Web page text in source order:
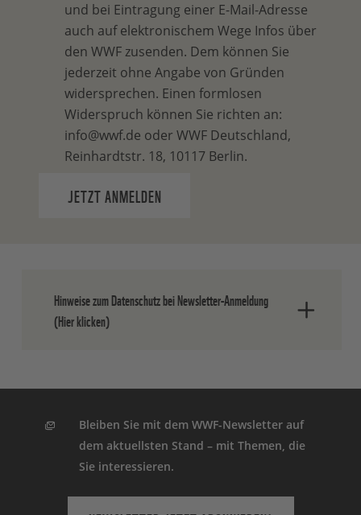
und bei Eintragung einer E-Mail-Adresse
auch auf elektronischem Wege Infos über
den WWF zusenden. Dem können Sie
jederzeit ohne Angabe von Gründen
widersprechen. Einen formlosen
Widerspruch können Sie richten an:
info@wwf.de oder WWF Deutschland,
Reinhardtstr. 18, 10117 Berlin.
JETZT ANMELDEN
Hinweise zum Datenschutz bei Newsletter-Anmeldung
(Hier klicken)
wir Ihnen eine E-Mail, in der Sie die
Ihre Einwilligung können Sie jederzeit
ohne Angabe von Gründen widerrufen.
Bleiben Sie mit dem WWF-Newsletter auf
dem aktuellsten Stand – mit Themen, die
Sie interessieren.